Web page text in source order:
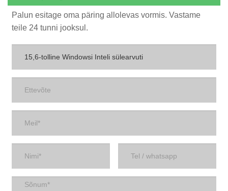
Palun esitage oma päring allolevas vormis. Vastame
teile 24 tunni jooksul.